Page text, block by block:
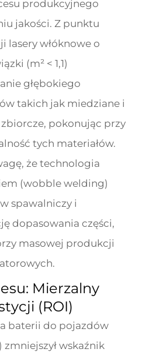
produkcyjnego
jakości. Z punktu
lasery włóknowe o
(m² < 1,1)
głębokiego
takich jak miedziane i
pokonując przy
tych materiałów.
że technologia
(wobble welding)
spawalniczy i
dopasowania części,
masowej produkcji
Mierzalny
(ROI)
baterii do pojazdów
wskaźnik